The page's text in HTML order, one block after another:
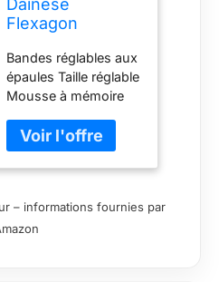
Dainese
Flexagon
Protection de Ski
Femme -
Noir/Noir - L
Bandes réglables aux
épaules Taille réglable
Mousse à mémoire
les chocs Filet jersey
hole hautement
respirable, résistant à
dos technologie
flexagon
– informations fournies par